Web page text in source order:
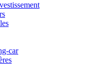
car